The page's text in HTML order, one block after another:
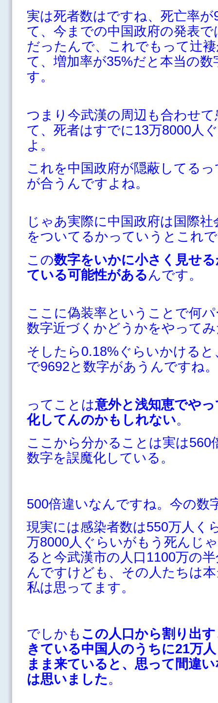
実は死者数はですね、死亡率
て、今までの中国政府の発表
だったんで、これでもって辻
て、増加率が35%だと本当の
す。
つまり今武漢の周辺も合わせ
て、死者はすでに13万8000人
よ。
これを中国政府が隠蔽してる
が合うんですよね。
じゃあ実際に中国政府は国際
をついてるかっていうとこれ
この数字をいかに小さく見せ
ている可能性があるんです。
ここに偽装率ということで何
数字近づくかどうかをやって
そしたら0.18%ぐらいかける
で9692と数字があうんですね。
ってことは意外と浅知恵でや
化してんのかもしれない。
ここから分かることは実は560
数字を誤魔化している。
500倍違いなんですね。今の数
現実には感染者数は550万人く
万8000人ぐらいがもう死んじ
ると今武漢市の人口1100万の
んですけども、その人たちは
私は思ってます。
でしかも この人口から割り出
きている中国人のうちに21万
まま来ていると、思って間違
は思いました。